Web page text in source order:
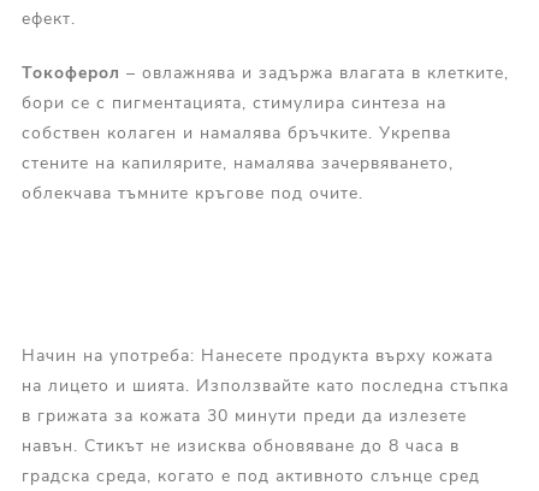
ефект.
Токоферол – овлажнява и задържа влагата в клетките,
бори се с пигментацията, стимулира синтеза на
собствен колаген и намалява бръчките. Укрепва
стените на капилярите, намалява зачервяването,
облекчава тъмните кръгове под очите.
Начин на употреба: Нанесете продукта върху кожата
на лицето и шията. Използвайте като последна стъпка
в грижата за кожата 30 минути преди да излезете
навън. Стикът не изисква обновяване до 8 часа в
градска среда, когато е под активното слънце сред